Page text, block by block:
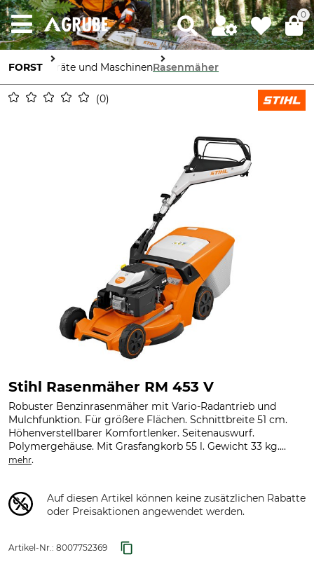
0
FORST Geräte und MaschinenRasenmäher
0
Stihl Rasenmäher RM 453 V
Robuster Benzinrasenmäher mit Vario-Radantrieb und
Mulchfunktion. Für größere Flächen. Schnittbreite 51 cm.
Höhenverstellbarer Komfortlenker. Seitenauswurf.
Polymergehäuse. Mit Grasfangkorb 55 l. Gewicht 33 kg....
mehr.
Auf diesen Artikel können keine zusätzlichen Rabatte
oder Preisaktionen angewendet werden.
Artikel-Nr.: 8007752369